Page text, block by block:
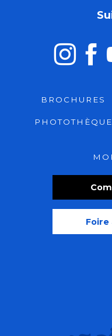
Foire
BROCHURES
PHOTOTHÈQUE